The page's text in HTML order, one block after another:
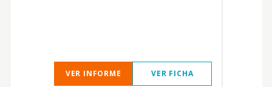
VER INFORME VER FICHA